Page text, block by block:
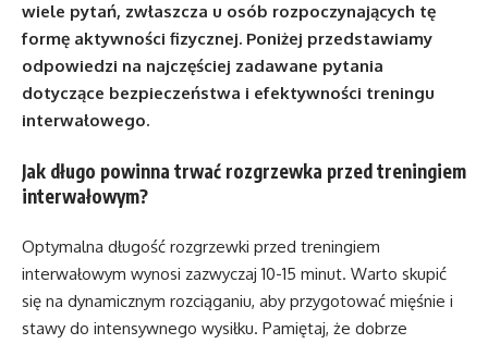
wiele pytań, zwłaszcza u osób rozpoczynających tę
formę aktywności fizycznej. Poniżej przedstawiamy
odpowiedzi na najczęściej zadawane pytania
dotyczące bezpieczeństwa i efektywności treningu
interwałowego.
Jak długo powinna trwać rozgrzewka przed treningiem
interwałowym?
Optymalna długość rozgrzewki przed treningiem
interwałowym wynosi zazwyczaj 10-15 minut. Warto skupić
się na dynamicznym rozciąganiu, aby przygotować mięśnie i
stawy do intensywnego wysiłku. Pamiętaj, że dobrze